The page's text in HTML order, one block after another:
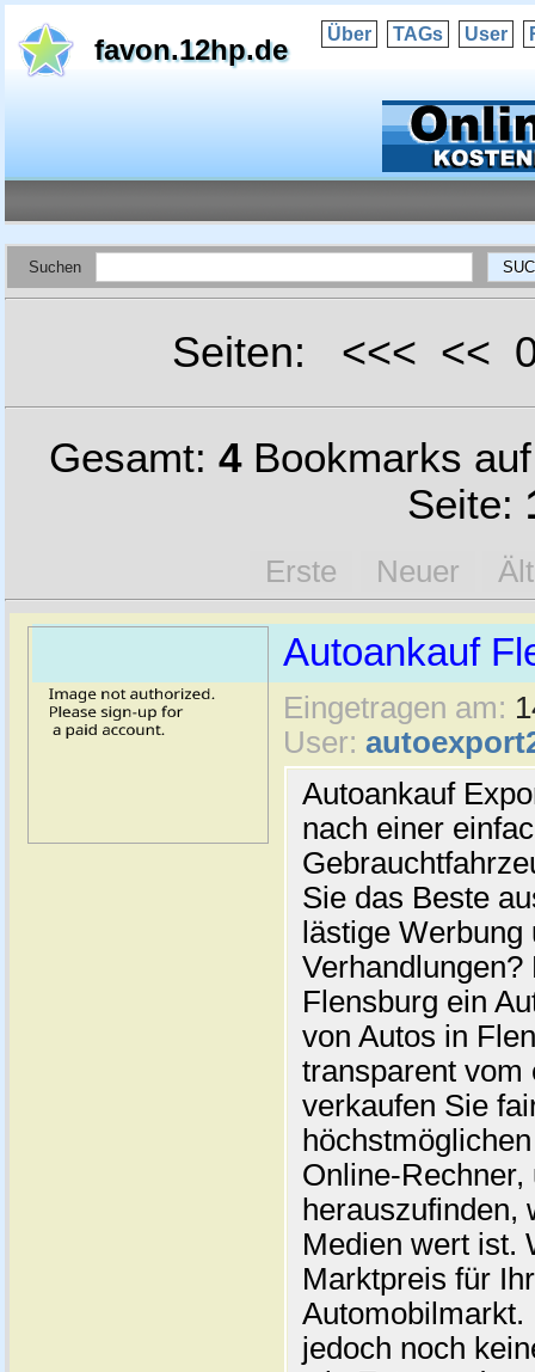
favon.12hp.de Über TAGs User
Suchen
Seiten: <<< <<
Gesamt: 4Bookmarks
Seite:
Erste Neuer
Autoankauf
Eingetragen am:
User:
Autoankauf
nach einer
Sie das Beste
lästige
Flensburg ein
von Autos in
transparent vom
verkaufen Sie
Online-
herauszufinden,
Medien wert ist.
Marktpreis für
jedoch noch